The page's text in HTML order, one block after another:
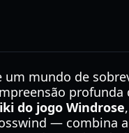
mundo de
do jogo Windrose
— combina